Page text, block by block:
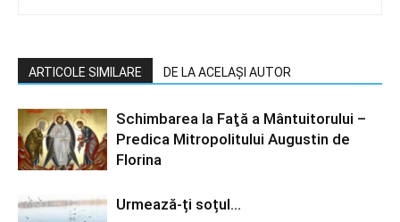
ARTICOLE SIMILARE DE LA ACELAȘI AUTOR
Schimbarea la Faţă a Mântuitorului –
Predica Mitropolitului Augustin de
Florina
Urmează-ți soțul…